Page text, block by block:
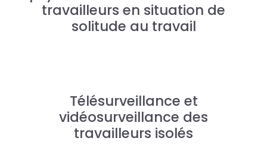
travailleurs en situation de
solitude au travail
Télésurveillance et
vidéosurveillance des
travailleurs isolés